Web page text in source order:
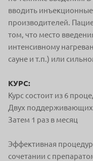
вводить
производителей.
том, что место
интенсивному
сауне и т.п.) или
КУРС:
Курс состоит из 6
Двух поддерживающих
Затем 1 раз в месяц
Эффективная
сочетании с